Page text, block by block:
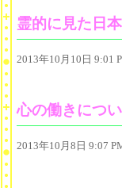
霊的に見た日
2013年10月10日 9:01
心の働きにつ
2013年10月8日 9:07